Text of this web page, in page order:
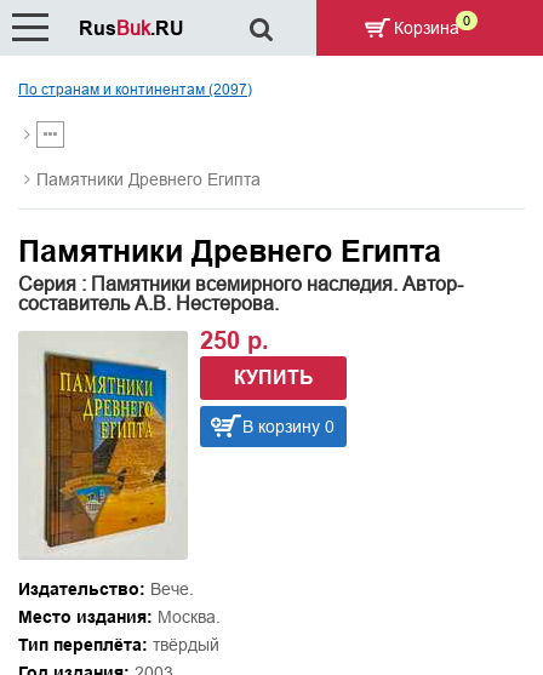
По странам и континентам (2097)
Памятники Древнего Египта
Памятники Древнего Египта
Серия : Памятники всемирного наследия. Автор-
составитель А.В. Нестерова.
250 р.
КУПИТЬ
В корзину 0
Издательство: Вече.
Место издания: Москва.
Тип переплёта: твёрдый
RusBuk.RU Корзина 0